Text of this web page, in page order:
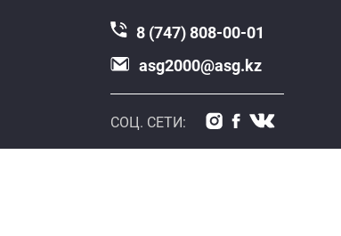
8 (747) 808-00-01
asg2000@asg.kz
СОЦ. СЕТИ: